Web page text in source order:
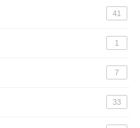
41
1
7
33